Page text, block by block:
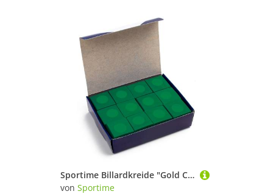
Sportime Billardkreide "Gold Cup", Grün
von Sportime